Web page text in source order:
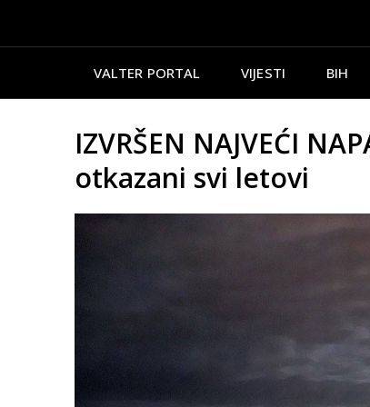
VALTER PORTAL VIJESTI BIH
IZVRŠEN NAJVEĆI
otkazani svi letovi